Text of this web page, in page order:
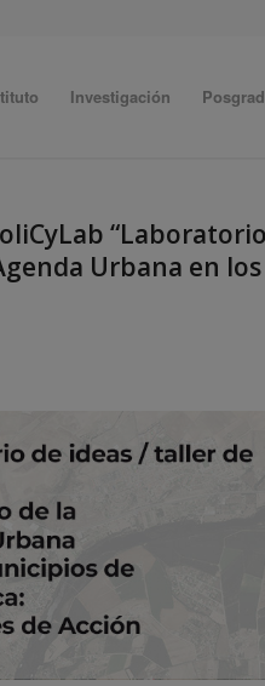
Investigación
Urbana en los